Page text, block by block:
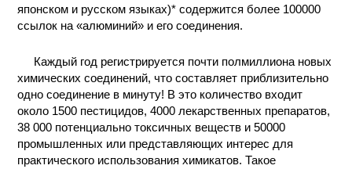
КОНТАКТЫ
японском и русском языках)* содержится более 100000
ссылок на «алюминий» и его соединения.
Каждый год регистрируется почти полмиллиона новых
химических соединений, что составляет приблизительно
одно соединение в минуту! В это количество входит
около 1500 пестицидов, 4000 лекарственных препаратов,
38 000 потенциально токсичных веществ и 50000
промышленных или представляющих интерес для
практического использования химикатов. Такое